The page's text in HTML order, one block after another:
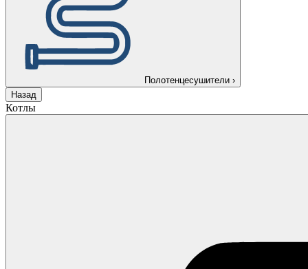
Полотенцесушители ›
Назад
Котлы